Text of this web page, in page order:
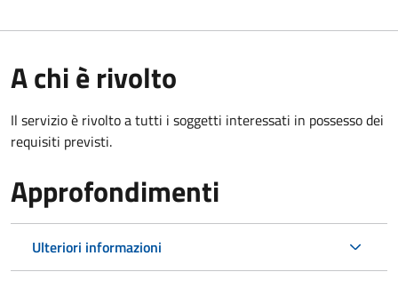
A chi è rivolto
Il servizio è rivolto a tutti i soggetti interessati in possesso dei
requisiti previsti.
Approfondimenti
Ulteriori informazioni